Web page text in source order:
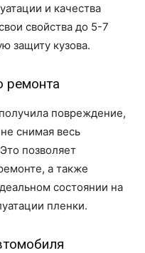
и качества
свойства до 5-7
защиту кузова.
ремонта
повреждение,
снимая весь
позволяет
а также
состоянии на
пленки.